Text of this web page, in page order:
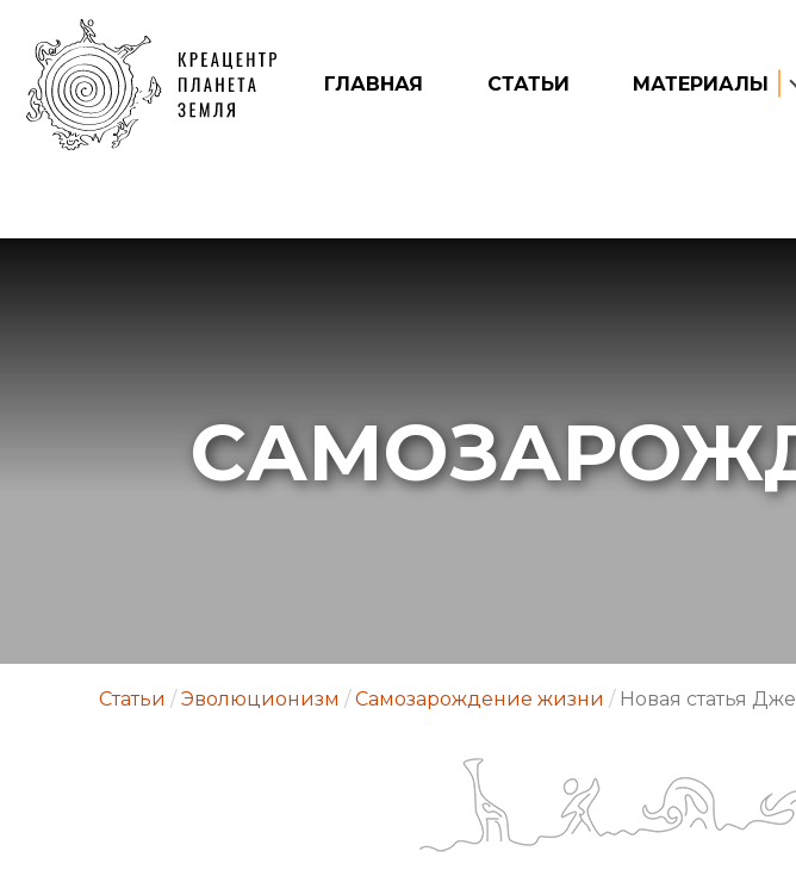
ГЛАВНАЯ СТАТЬИ МАТЕРИАЛЫ
Статьи / Эволюционизм / Самозарождение жизни / Новая статья